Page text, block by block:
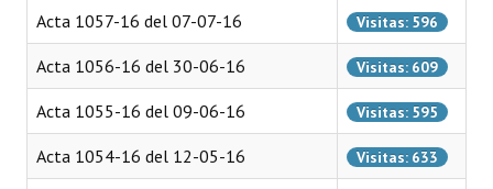
Proyectos Presentados
Dictámenes Asesoría Letrada
Actas de Sesión
Informes de Unidad Coordinadora
Acta 1057-16 del 07-07-16 Visitas: 596
Acta 1056-16 del 30-06-16 Visitas: 609
Acta 1055-16 del 09-06-16 Visitas: 595
Acta 1054-16 del 12-05-16 Visitas: 633